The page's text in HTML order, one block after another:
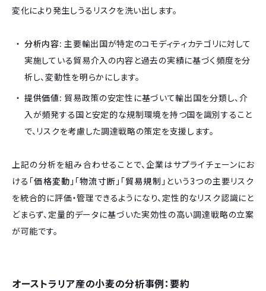
変化により発生しうるリスクを洗い出します。
分析内容: 主要輸出国が特定のコモディティカテゴリに対して
実施している貿易介入の内容と過去の実績に基づく頻度を分
析し、変動性を明らかにします。
提供価値: 貿易政策の安定性に基づいて輸出国を分類し、介
入が頻発する国と安定的な規制環境を持つ国を識別すること
で、リスクを考慮した調達戦略の策定を支援します。
上記の分析を組み合わせることで、企業はサプライチェーンにお
ける「価格変動 」「物流寸断 」「貿易規制 」という3つの主要リスク
を統合的に評価・管理できるようになり、定性的なリスク認識にと
どまらず、定量的データに基づいた実効性の高い調達戦略の立案
が可能です。
オーストラリア産の小麦の分析事例：要約